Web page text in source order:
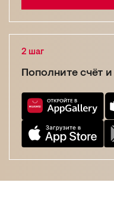
2 шаг
Пополните счёт и